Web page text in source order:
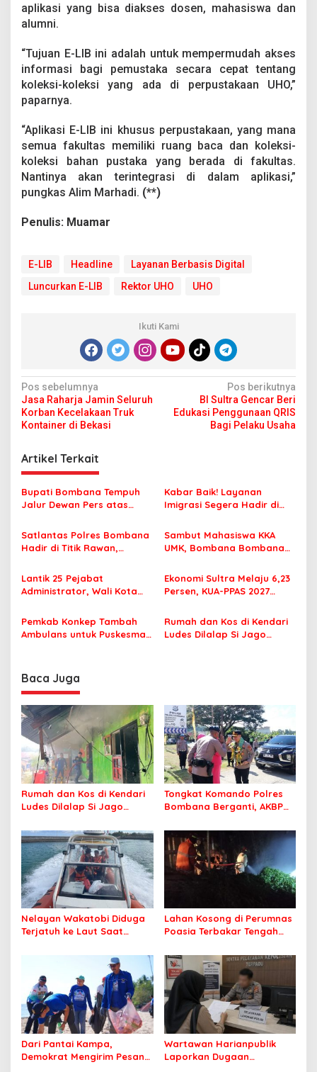
aplikasi yang bisa diakses dosen, mahasiswa dan
alumni.
“Tujuan E-LIB ini adalah untuk mempermudah akses
informasi bagi pemustaka secara cepat tentang
koleksi-koleksi yang ada di perpustakaan UHO,”
paparnya.
“Aplikasi E-LIB ini khusus perpustakaan, yang mana
semua fakultas memiliki ruang baca dan koleksi-
koleksi bahan pustaka yang berada di fakultas.
Nantinya akan terintegrasi di dalam aplikasi,”
pungkas Alim Marhadi. (**)
Penulis: Muamar
E-LIB Headline
Layanan Berbasis Digital
Luncurkan E-LIB
Rektor UHO UHO
Ikuti Kami
N
a
v
i
g
a
s
i
p
s
Pos sebelumnya
Jasa Raharja Jamin Seluruh
Korban Kecelakaan Truk
Kontainer di Bekasi
Pos berikutnya
BI Sultra Gencar Beri
Edukasi Penggunaan QRIS
Bagi Pelaku Usaha
Artikel Terkait
Bupati Bombana Tempuh
Jalur Dewan Pers atas
Korupsi Jembatan Cirauci II
Kabar Baik! Layanan
Imigrasi Segera Hadir di
Perlu Lagi ke Kendari
Satlantas Polres Bombana
Hadir di Titik Rawan,
Sekolah dengan Aman
Sambut Mahasiswa KKA
UMK, Bombana Bombana
Sasaran
Lantik 25 Pejabat
Administrator, Wali Kota
Berintegritas dan
Profesional Layani
Ekonomi Sultra Melaju 6,23
Persen, KUA-PPAS 2027
Pemkab Konkep Tambah
Ambulans untuk Puskesmas
Rumah dan Kos di Kendari
Ludes Dilalap Si Jago
Baca Juga
Rumah dan Kos di Kendari
Ludes Dilalap Si Jago
Tongkat Komando Polres
Bombana Berganti, AKBP
Kepolisian Bombana
Nelayan Wakatobi Diduga
Terjatuh ke Laut Saat
Lahan Kosong di Perumnas
Poasia Terbakar Tengah
Dari Pantai Kampa,
Demokrat Mengirim Pesan
Wartawan Harianpublik
Laporkan Dugaan